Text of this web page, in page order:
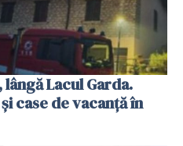
Lacul Garda.
case de vacanță în